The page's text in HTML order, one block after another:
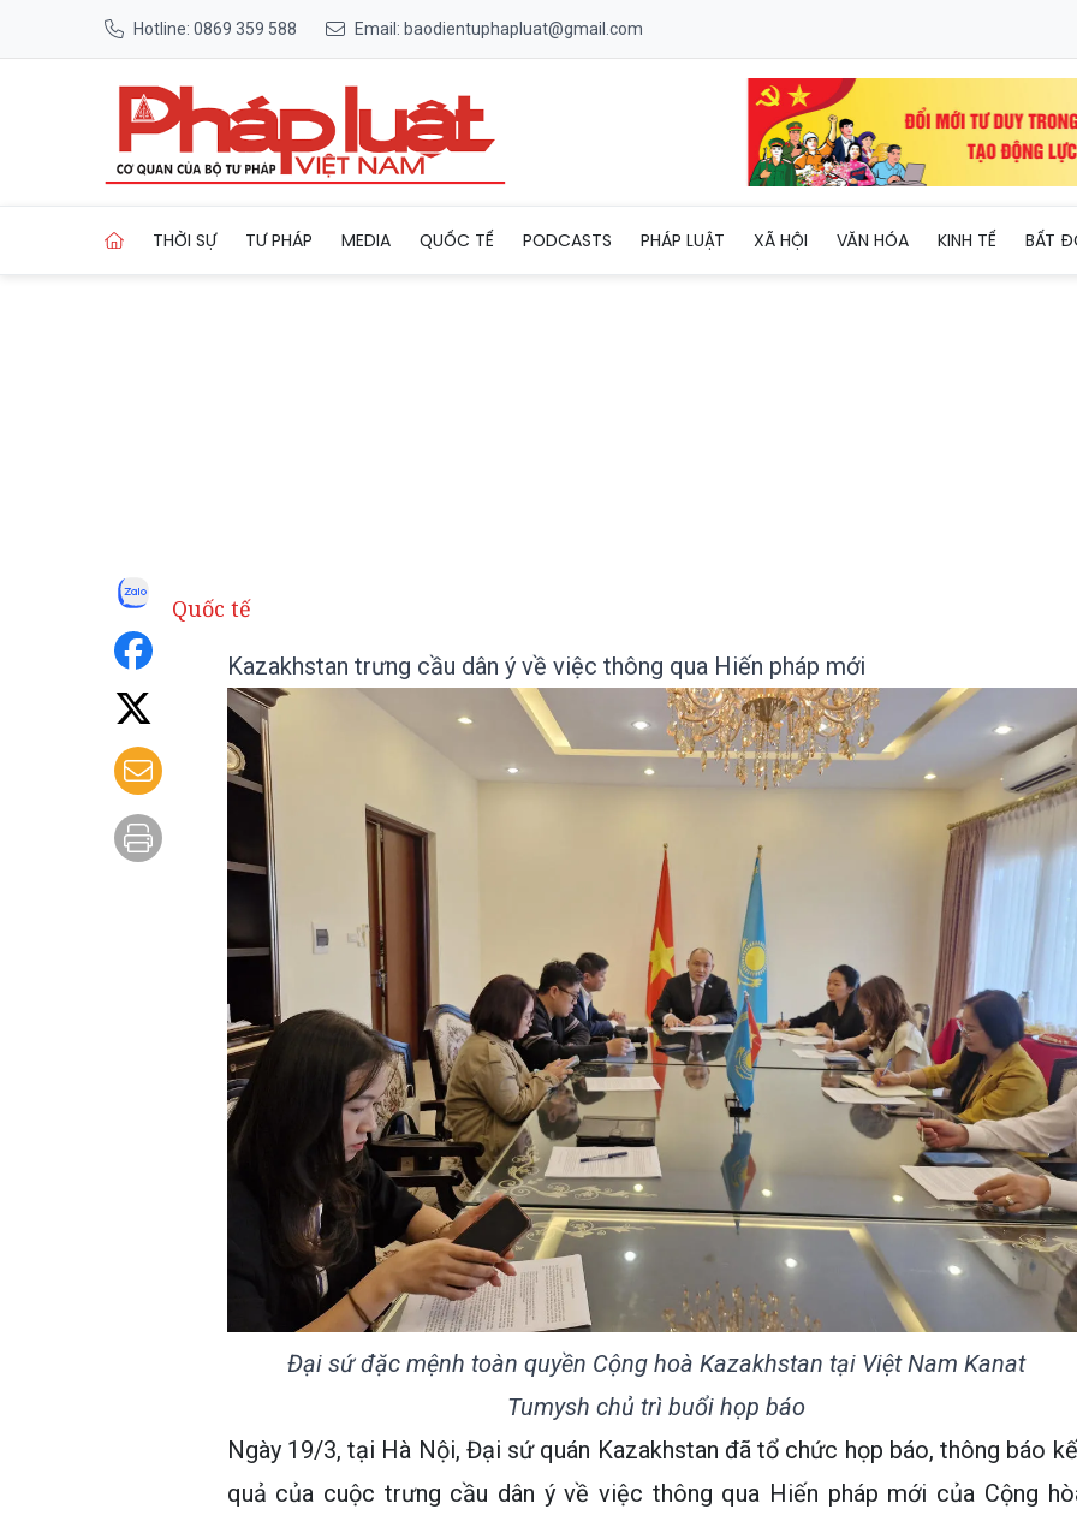
Hotline: 0869 359 588 Email: baodientuphapluat@gmail.com
THỜI SỰ TƯ PHÁP MEDIA QUỐC TẾ PODCASTS PHÁP LUẬT XÃ HỘI VĂN HÓA KINH TẾ BẤT
Quốc tế
Kazakhstan trưng cầu dân ý về việc thông qua Hiến pháp mới
Đại sứ đặc mệnh toàn quyền Cộng hoà Kazakhstan tại Việt Nam Kanat
Tumysh chủ trì buổi họp báo
Ngày 19/3, tại Hà Nội, Đại sứ quán Kazakhstan đã tổ chức họp báo, thông báo
quả của cuộc trưng cầu dân ý về việc thông qua Hiến pháp mới của Cộng